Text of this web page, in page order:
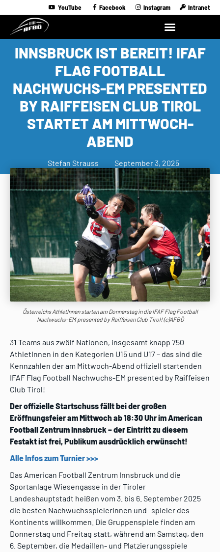
YouTube Facebook Instagram Intranet
INNSBRUCK IST BEREIT! IFAF
FLAG FOOTBALL
NACHWUCHS-EM PRESENTED
BY RAIFFEISEN CLUB TIROL
STARTET AM MITTWOCH-
ABEND
Stefan Strauss September 3, 2025
Österreichs AthletInnen starten am Donnerstag in die IFAF Flag Football
Nachwuchs-EM presented by Raiffeisen Club Tirol! (c)AFBÖ
31 Teams aus zwölf Nationen, insgesamt knapp 750
AthletInnen in den Kategorien U15 und U17 – das sind die
Kennzahlen der am Mittwoch-Abend offiziell startenden
IFAF Flag Football Nachwuchs-EM presented by Raiffeisen
Club Tirol!
Der offizielle Startschuss fällt bei der großen
Eröffnungsfeieram Mittwoch ab 18:30 Uhrim American
Football Zentrum Innsbruck – der Eintritt zu diesem
Festakt ist frei, Publikum ausdrücklich erwünscht!
Alle Infos zum Turnier >>>
Das American Football Zentrum Innsbruck und die
Sportanlage Wiesengasse in der Tiroler
Landeshauptstadt heißen vom 3. bis 6. September 2025
die besten Nachwuchsspielerinnen und -spieler des
Kontinents willkommen. Die Gruppenspiele finden am
Donnerstag und Freitag statt, während am Samstag, den
6. September, die Medaillen- und Platzierungsspiele